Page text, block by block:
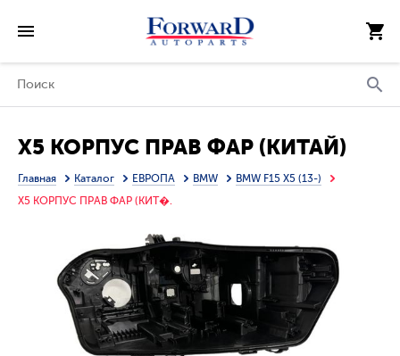
X5 КОРПУС ПРАВ ФАР (КИТАЙ)
Главная Каталог ЕВРОПА BMW
BMW F15 X5 (13-)
X5 КОРПУС ПРАВ ФАР (КИТ�.